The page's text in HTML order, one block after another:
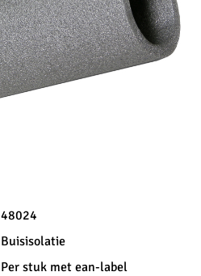
48024
Buisisolatie
Per stuk met ean-label